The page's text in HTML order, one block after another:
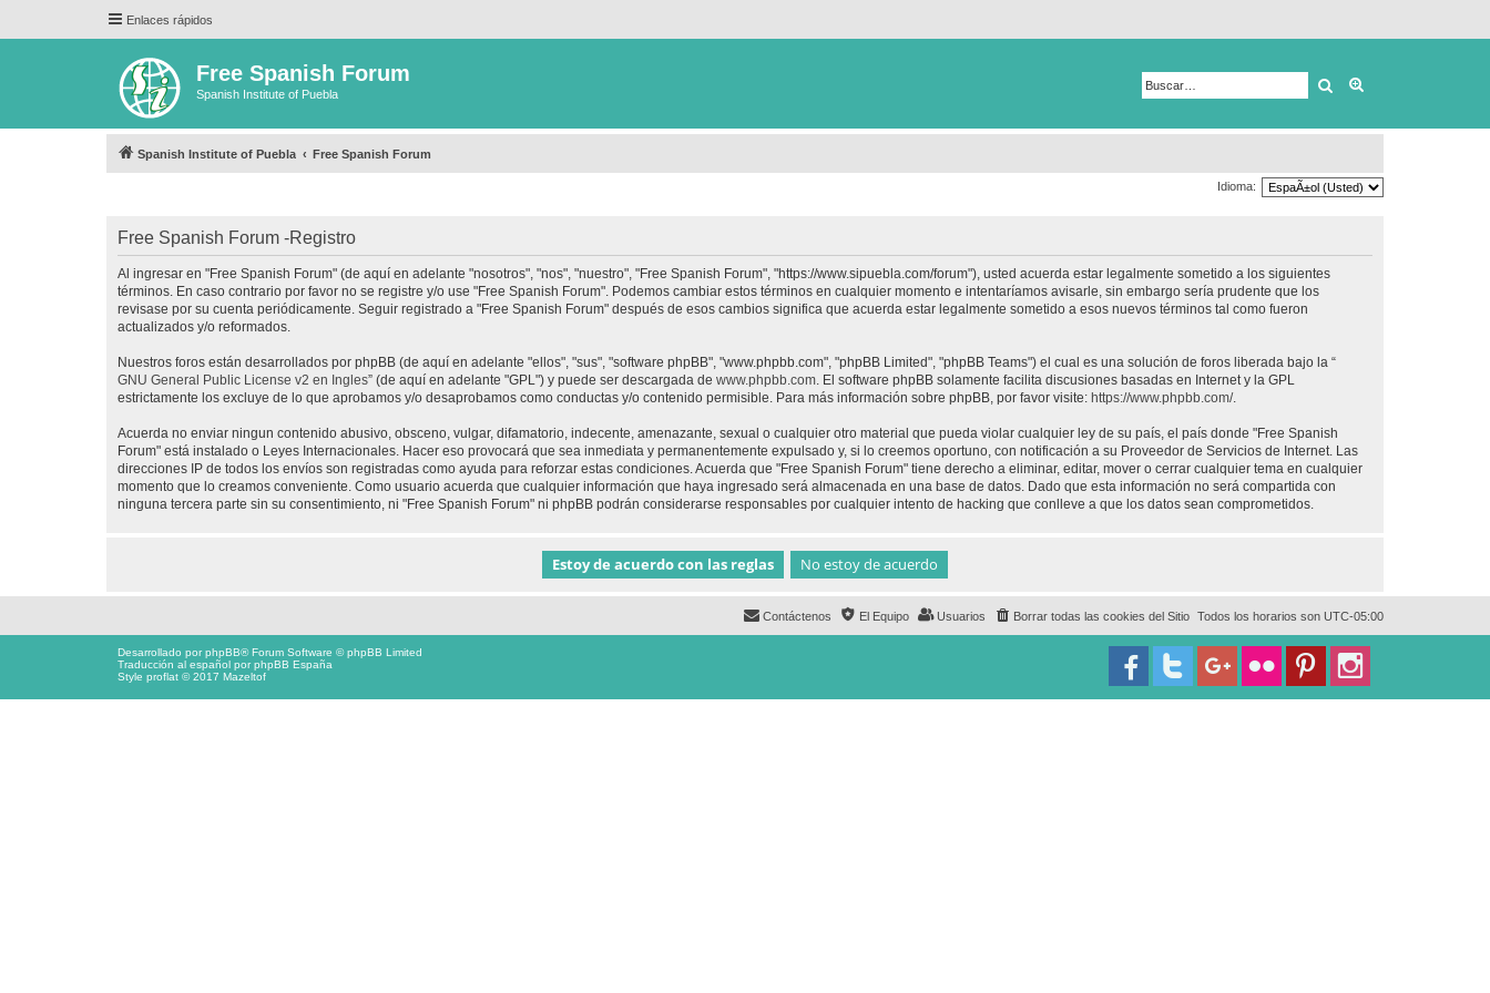
Enlaces rápidos
Free Spanish Forum
Spanish Institute of Puebla Buscar
Spanish Institute of Puebla Free Spanish Forum
Idioma:
Free Spanish Forum -Registro
Al ingresar en "Free Spanish Forum" (de aquí en adelante "nosotros", "nos", "nuestro", "Free Spanish Forum", "https://www.sipuebla.com/forum"), usted acuerda estar legalmente sometido a los siguientes
términos. En caso contrario por favor no se registre y/o use "Free Spanish Forum". Podemos cambiar estos términos en cualquier momento e intentaríamos avisarle, sin embargo sería prudente que los
revisase por su cuenta periódicamente. Seguir registrado a "Free Spanish Forum" después de esos cambios significa que acuerda estar legalmente sometido a esos nuevos términos tal como fueron
actualizados y/o reformados.
Nuestros foros están desarrollados por phpBB (de aquí en adelante "ellos", "sus", "software phpBB", "www.phpbb.com", "phpBB Limited", "phpBB Teams") el cual es una solución de foros liberada bajo la “
GNU General Public License v2 en Ingles” (de aquí en adelante "GPL") y puede ser descargada de www.phpbb.com . El software phpBB solamente facilita discusiones basadas en Internet y la GPL
estrictamente los excluye de lo que aprobamos y/o desaprobamos como conductas y/o contenido permisible. Para más información sobre phpBB, por favor visite: https://www.phpbb.com/.
Acuerda no enviar ningun contenido abusivo, obsceno, vulgar, difamatorio, indecente, amenazante, sexual o cualquier otro material que pueda violar cualquier ley de su país, el país donde "Free Spanish
Forum" está instalado o Leyes Internacionales. Hacer eso provocará que sea inmediata y permanentemente expulsado y, si lo creemos oportuno, con notificación a su Proveedor de Servicios de Internet. Las
direcciones IP de todos los envíos son registradas como ayuda para reforzar estas condiciones. Acuerda que "Free Spanish Forum" tiene derecho a eliminar, editar, mover o cerrar cualquier tema en cualquier
momento que lo creamos conveniente. Como usuario acuerda que cualquier información que haya ingresado será almacenada en una base de datos. Dado que esta información no será compartida con
ninguna tercera parte sin su consentimiento, ni "Free Spanish Forum" ni phpBB podrán considerarse responsables por cualquier intento de hacking que conlleve a que los datos sean comprometidos.
Todos los horarios son UTC-05:00
Borrar todas las cookies del Sitio
Usuarios
El Equipo
Contáctenos
Desarrollado porphpBB® Forum Software © phpBB Limited
Traducción al español porphpBB España
Style proflat © 2017 Mazeltof